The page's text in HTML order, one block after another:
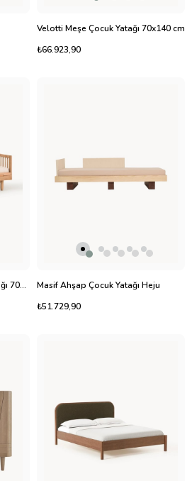
Velotti Meşe Çocuk Yatağı 70x140 cm
₺66.923,90
Velotti Masif Meşe Çocuk Yatağı 70x140 cm
Masif Ahşap Çocuk Yatağı Heju
₺51.729,90